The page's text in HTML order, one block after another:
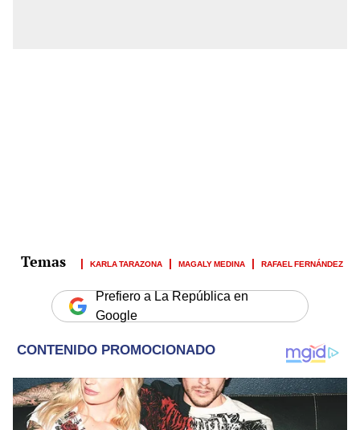
KARLA TARAZONA MAGALY MEDINA RAFAEL FERNÁNDEZ
Prefiero a La República en
Google